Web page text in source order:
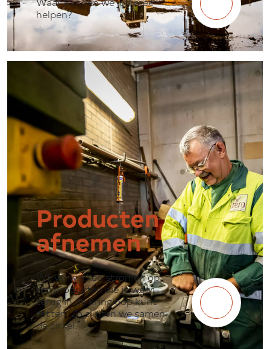
helpen?
Producten
afnemen
Wij verwerken stromen op
tot producten die je weer
terug in de kringloop kunt
zetten. Zo sluiten we samen
de cirkel.